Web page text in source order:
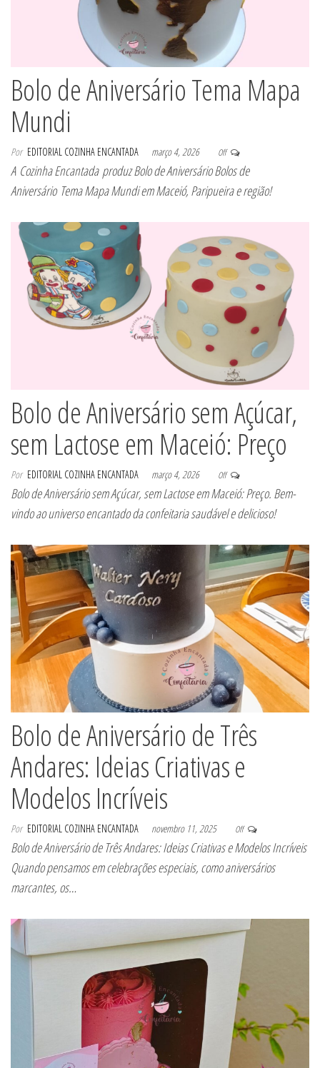
Bolo de Aniversário Tema Mapa
Mundi
Por EDITORIAL COZINHA ENCANTADA março 4, 2026 Off
A Cozinha Encantada produz Bolo de Aniversário Bolos de
Aniversário Tema Mapa Mundi em Maceió, Paripueira e região!
Bolo de Aniversário sem Açúcar,
sem Lactose em Maceió: Preço
Por EDITORIAL COZINHA ENCANTADA março 4, 2026 Off
Bolo de Aniversário sem Açúcar, sem Lactose em Maceió: Preço. Bem-
vindo ao universo encantado da confeitaria saudável e delicioso!
Bolo de Aniversário de Três
Andares: Ideias Criativas e
Modelos Incríveis
Por EDITORIAL COZINHA ENCANTADA novembro 11, 2025 Off
Bolo de Aniversário de Três Andares: Ideias Criativas e Modelos Incríveis
Quando pensamos em celebrações especiais, como aniversários
marcantes, os…